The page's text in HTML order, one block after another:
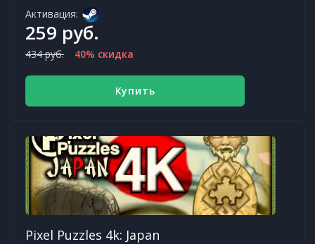
Активация:
259 руб.
434 руб. 40% скидка
Купить
Pixel Puzzles 4k: Japan